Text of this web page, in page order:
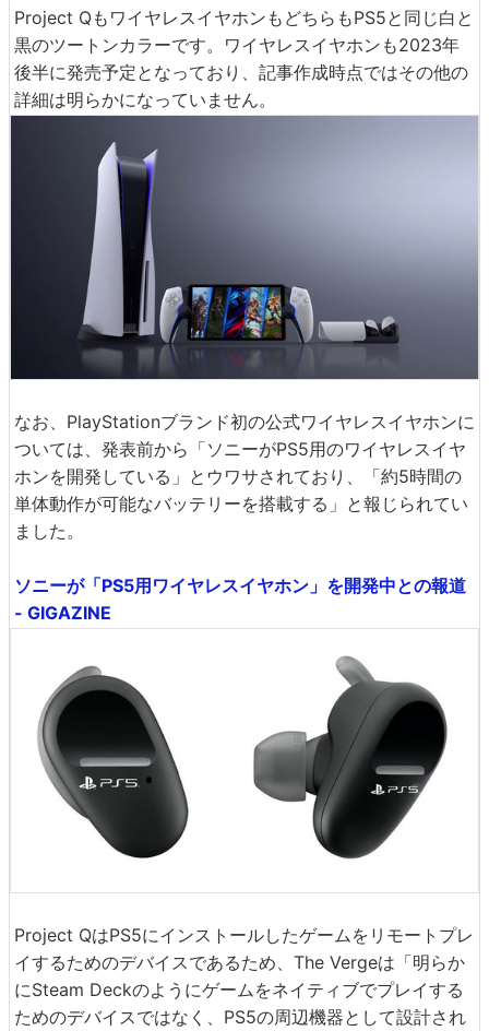
Project QもワイヤレスイヤホンもどちらもPS5と同じ白と
黒のツートンカラーです。ワイヤレスイヤホンも2023年
後半に発売予定となっており、記事作成時点ではその他の
詳細は明らかになっていません。
なお、PlayStationブランド初の公式ワイヤレスイヤホンに
ついては、発表前から「ソニーがPS5用のワイヤレスイヤ
ホンを開発している」とウワサされており、「約5時間の
単体動作が可能なバッテリーを搭載する」と報じられてい
ました。
ソニーが「PS5用ワイヤレスイヤホン」を開発中との報道
- GIGAZINE
Project QはPS5にインストールしたゲームをリモートプレ
イするためのデバイスであるため、The Vergeは「明らか
にSteam Deckのようにゲームをネイティブでプレイする
ためのデバイスではなく、PS5の周辺機器として設計され